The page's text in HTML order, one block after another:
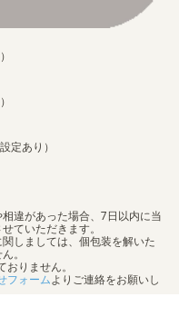
定あり）
違があった場合、7日以内に当
ていただきます。
しましては、個包装を解いた
。
りません。
フォームよりご連絡をお願いし